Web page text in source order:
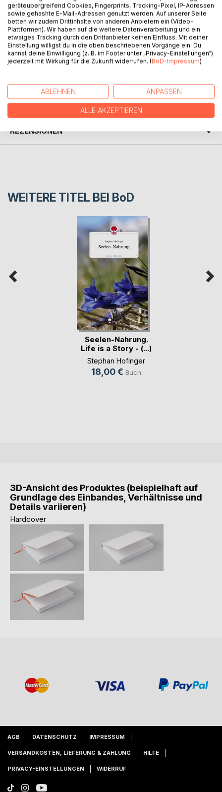
die Intensität meines Da-Seins. Ganz da im Augenblick, das
trifft das momentane Lebensgefühl vielleicht am besten."
All das findet in den "Lebens-Essenzen" eloquenten
Ausdruck. Ein Buch voller Bestärkung und Inspiration - nicht
nur in Corona-Zeiten.
PRESSESTIMMEN
REZENSIONEN
WEITERE TITEL BEI BoD
Seelen-Nahrung.
Life is a Story - (...)
Stephan Hofinger
18,00 € Buch
3D-Ansicht des Produktes (beispielhaft auf
Grundlage des Einbandes, Verhältnisse und
Details variieren)
Hardcover
AGB DATENSCHUTZ IMPRESSUM
VERSANDKOSTEN, LIEFERUNG & ZAHLUNG HILFE
PRIVACY-EINSTELLUNGEN WIDERRUF
geräteübergreifend Cookies, Fingerprints, Tracking-Pixel, IP-Adressen
sowie gehashte E-Mail-Adressen genutzt werden. Auf unserer Seite
betten wir zudem Drittinhalte von anderen Anbietern ein (Video-
Plattformen). Wir haben auf die weitere Datenverarbeitung und ein
etwaiges Tracking durch den Drittanbieter keinen Einfluss. Mit deiner
Einstellung willigst du in die oben beschriebenen Vorgänge ein. Du
kannst deine Einwilligung (z. B. im Footer unter „Privacy-Einstellungen“)
jederzeit mit Wirkung für die Zukunft widerrufen. (BoD-Impressum)
ABLEHNEN ANPASSEN
ALLE AKZEPTIEREN